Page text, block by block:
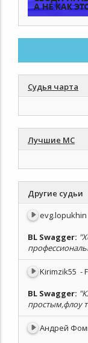
Судья чарта
Лучшие МС
Другие судьи
evg.lopukhin
BL Swagger:
Kirimzik55 -
BL Swagger:
простым,флоу
Андрей